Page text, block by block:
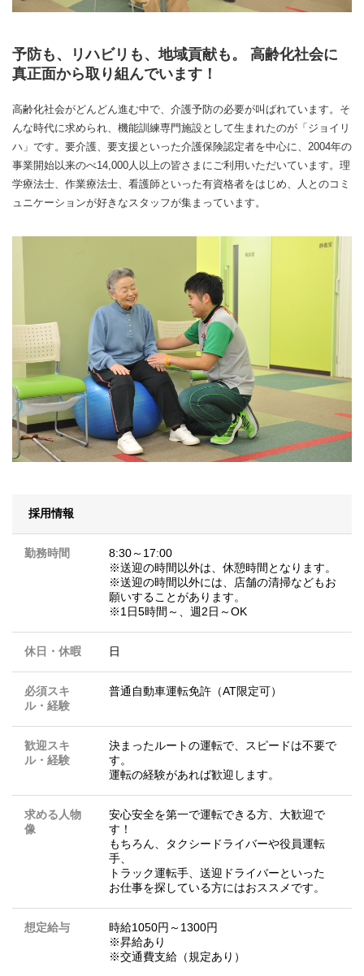
予防も、リハビリも、地域貢献も。 高齢化社会に
真正面から取り組んでいます！
高齢化社会がどんどん進む中で、介護予防の必要が叫ばれています。そ
んな時代に求められ、機能訓練専門施設として生まれたのが「ジョイリ
ハ」です。要介護、要支援といった介護保険認定者を中心に、2004年の
事業開始以来のべ14,000人以上の皆さまにご利用いただいています。理
学療法士、作業療法士、看護師といった有資格者をはじめ、人とのコミ
ュニケーションが好きなスタッフが集まっています。
採用情報
勤務時間
8:30～17:00
※送迎の時間以外は、休憩時間となります。
※送迎の時間以外には、店舗の清掃などもお
願いすることがあります。
※1日5時間～、週2日～OK
休日・休暇 日
必須スキ
ル・経験
普通自動車運転免許（AT限定可）
歓迎スキ
ル・経験
決まったルートの運転で、スピードは不要で
す。
運転の経験があれば歓迎します。
求める人物
像
安心安全を第一で運転できる方、大歓迎で
す！
もちろん、タクシードライバーや役員運転
手、
トラック運転手、送迎ドライバーといった
お仕事を探している方にはおススメです。
想定給与
時給1050円～1300円
※昇給あり
※交通費支給（規定あり）